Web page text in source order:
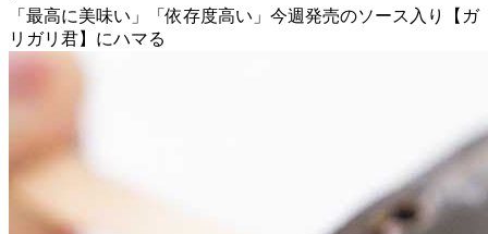
「最高に美味い」「依存度高い」今週発売のソース入り【ガ
リガリ君】にハマる